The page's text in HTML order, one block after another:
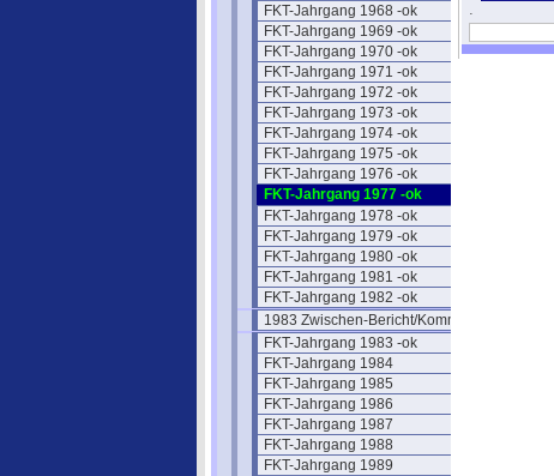
FKT-Jahrgang 1968 -ok
FKT-Jahrgang 1969 -ok
FKT-Jahrgang 1970 -ok
FKT-Jahrgang 1971 -ok
FKT-Jahrgang 1972 -ok
FKT-Jahrgang 1973 -ok
FKT-Jahrgang 1974 -ok
FKT-Jahrgang 1975 -ok
FKT-Jahrgang 1976 -ok
FKT-Jahrgang 1977 -ok
FKT-Jahrgang 1978 -ok
FKT-Jahrgang 1979 -ok
FKT-Jahrgang 1980 -ok
FKT-Jahrgang 1981 -ok
FKT-Jahrgang 1982 -ok
1983 Zwischen-Bericht/Kommentar
FKT-Jahrgang 1983 -ok
FKT-Jahrgang 1984
FKT-Jahrgang 1985
FKT-Jahrgang 1986
FKT-Jahrgang 1987
FKT-Jahrgang 1988
FKT-Jahrgang 1989
.